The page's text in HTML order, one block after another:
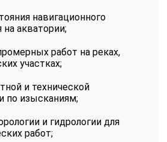
навигационного
на акватории;
работ на реках,
участках;
и технической
по изысканиям;
и гидрологии для
работ;